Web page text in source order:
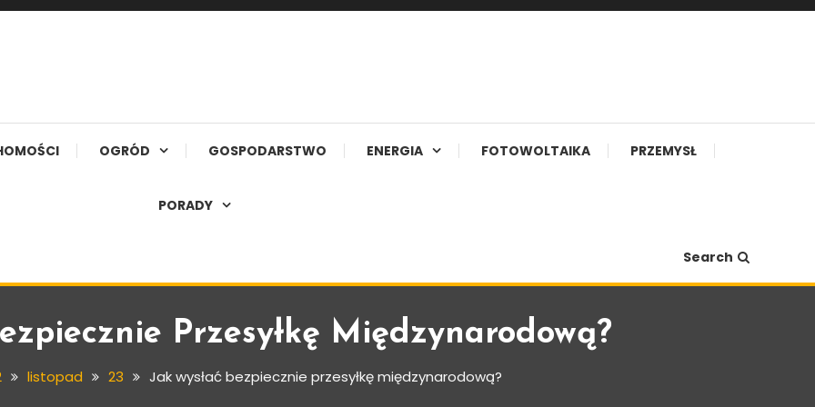
OGRÓD GOSPODARSTWO ENERGIA FOTOWOLTAIKA PRZEMYSŁ
PORADY
Search
Przesyłkę Międzynarodową?
listopad 23 Jak wysłać bezpiecznie przesyłkę międzynarodową?